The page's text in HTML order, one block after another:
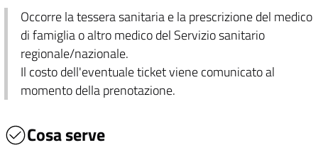
Occorre la tessera sanitaria e la prescrizione del medico
di famiglia o altro medico del Servizio sanitario
regionale/nazionale.
Il costo dell'eventuale ticket viene comunicato al
momento della prenotazione.
Cosa serve